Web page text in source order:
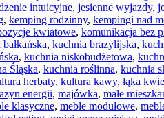
intuicyjne, jesienne wyjazdy,
, kemping rodzinny, kempingi nad
kwiatowe, komunikacja bez
, kuchnia brazylijska,
, kuchnia niskobudżetowa,
Śląska, kuchnia roślinna, kuchnia
herbaty, kultura kawy, łąka
energii, majówka, małe
klasyczne, meble modułowe,